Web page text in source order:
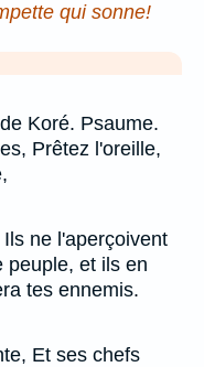
qui sonne!
Koré. Psaume.
Prêtez l'oreille,
ne l'aperçoivent
peuple, et ils en
tes ennemis.
Et ses chefs